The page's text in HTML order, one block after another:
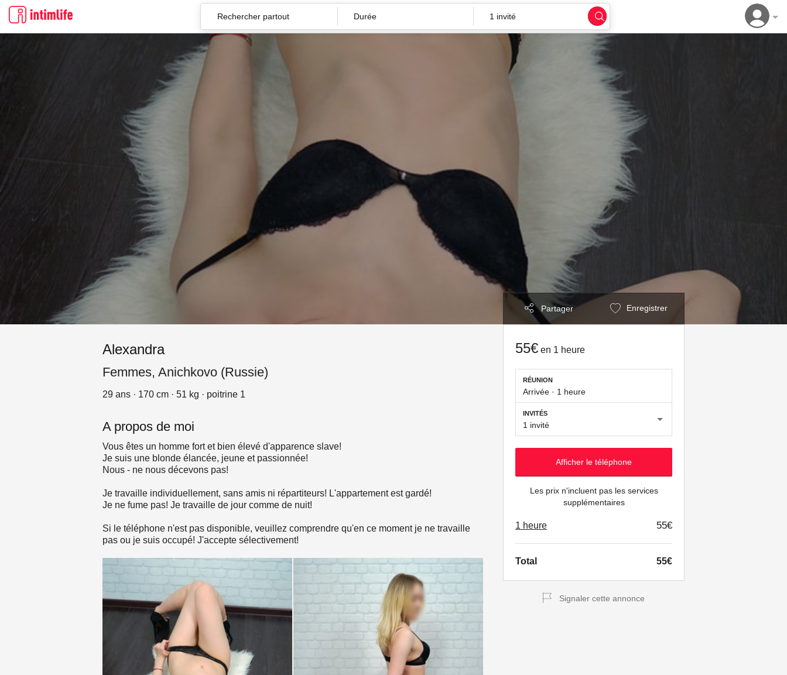
Durée 1 invité
Partager Enregistrer
55€ en 1 heure
RÉUNION
Arrivée · 1 heure
INVITÉS
1 invité
Afficher le téléphone
Les prix n'incluent pas les services
supplémentaires
1 heure 55€
Total 55€
Signaler cette annonce
Alexandra
Femmes, Anichkovo (Russie)
29 ans · 170 cm · 51 kg · poitrine 1
A propos de moi
Vous êtes un homme fort et bien élevé d'apparence slave!
Je suis une blonde élancée, jeune et passionnée!
Nous - ne nous décevons pas!
Je travaille individuellement, sans amis ni répartiteurs! L'appartement est gardé!
Je ne fume pas! Je travaille de jour comme de nuit!
Si le téléphone n'est pas disponible, veuillez comprendre qu'en ce moment je ne travaille
pas ou je suis occupé! J'accepte sélectivement!